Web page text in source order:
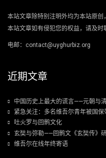
本站文章除特别注明外均为本站原创
本站文章如有侵犯您的权益，请及时
电邮：contact@uyghurbiz.org
近期文章
中国历史上最大的谎言——元朝与
紧急关注：多名维吾尔青年被国
吐火罗与回鹘文化
玄奘与弥勒——回鹘文《玄奘传》研
维吾尔在线年终寄语